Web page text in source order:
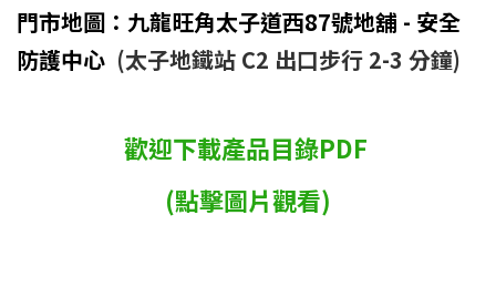
門市地圖：九龍旺角太子道西87號地舖 - 安全
防護中心 (太子地鐵站 C2 出口步行 2-3 分鐘)
歡迎下載產品目錄PDF
(點擊圖片觀看)